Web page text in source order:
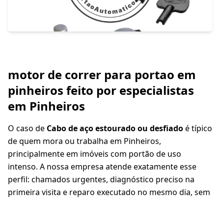
motor de correr para portao em
pinheiros feito por especialistas
em Pinheiros
O caso de Cabo de aço estourado ou desfiadoé típico
de quem mora ou trabalha em Pinheiros,
principalmente em imóveis com portão de uso
intenso. A nossa empresa atende exatamente esse
perfil: chamados urgentes, diagnóstico preciso na
primeira visita e reparo executado no mesmo dia, sem